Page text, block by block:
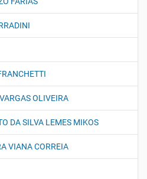
OLIVEIRA
DA SILVA LEMES MIKOS
VIANA CORREIA